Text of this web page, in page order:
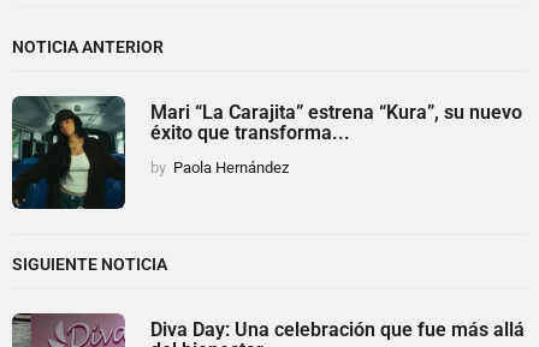
NOTICIA ANTERIOR
Mari “La Carajita” estrena “Kura”, su nuevo
éxito que transforma...
by Paola Hernández
SIGUIENTE NOTICIA
Diva Day: Una celebración que fue más allá